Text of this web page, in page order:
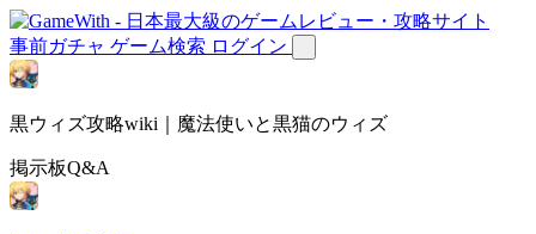
事前ガチャ ゲーム検索 ログイン
黒ウィズ攻略wiki｜魔法使いと黒猫のウィズ
掲示板Q&A